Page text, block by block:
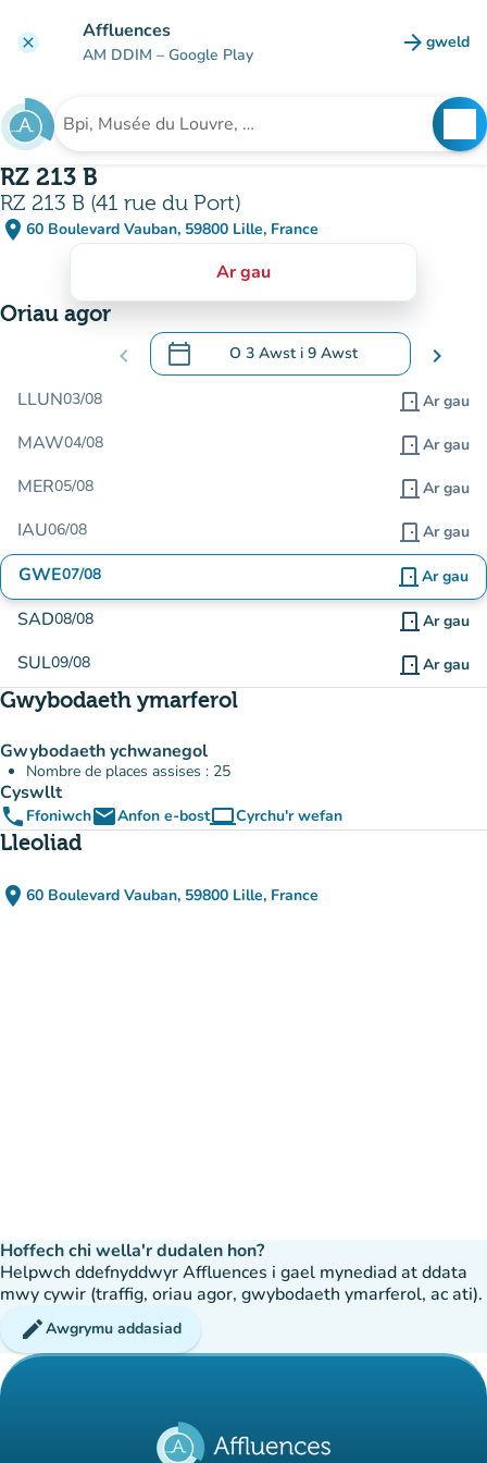
clear Affluences
AM DDIM – Google Play arrow_forward gweld
(tab
Chwilio am sefydliad
RZ 213 B
RZ 213 B (41 rue du Port)
place 60 Boulevard Vauban, 59800 Lille, France
(agor yn Google Maps)
(tab newydd)
Ar gau
Oriau agor
chevron_left calendar_today O 3 Awst i 9 Awst
.Agor y calendr i newid dyddiadau chevron_right
LLUN03/08 door_front Ar gau
MAW04/08 door_front Ar gau
MER05/08 door_front Ar gau
IAU06/08 door_front Ar gau
GWE07/08 door_front Ar gau
SAD08/08 door_front Ar gau
SUL09/08 door_front Ar gau
Gwybodaeth ymarferol
Gwybodaeth ychwanegol
Nombre de places assises : 25
Cyswllt
phone FfoniwchemailAnfon e-bostcomputerCyrchu'r wefan
(tab newydd)
Lleoliad
place 60 Boulevard Vauban, 59800 Lille, France
(agor yn Google Maps)
(tab newydd)
Hoffech chi wella'r dudalen hon?
Helpwch ddefnyddwyr Affluences i gael mynediad at ddata
mwy cywir (traffig, oriau agor, gwybodaeth ymarferol, ac ati).
editAwgrymu addasiad